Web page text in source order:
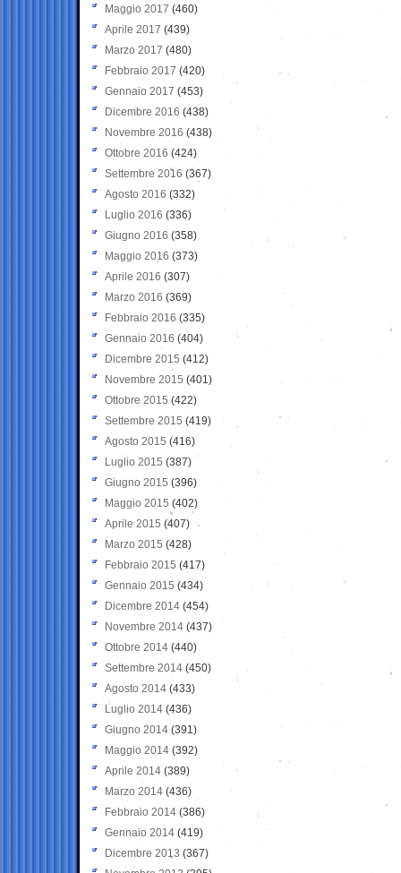
Maggio 2017 (460)
Aprile 2017 (439)
Marzo 2017 (480)
Febbraio 2017 (420)
Gennaio 2017 (453)
Dicembre 2016 (438)
Novembre 2016 (438)
Ottobre 2016 (424)
Settembre 2016 (367)
Agosto 2016 (332)
Luglio 2016 (336)
Giugno 2016 (358)
Maggio 2016 (373)
Aprile 2016 (307)
Marzo 2016 (369)
Febbraio 2016 (335)
Gennaio 2016 (404)
Dicembre 2015 (412)
Novembre 2015 (401)
Ottobre 2015 (422)
Settembre 2015 (419)
Agosto 2015 (416)
Luglio 2015 (387)
Giugno 2015 (396)
Maggio 2015 (402)
Aprile 2015 (407)
Marzo 2015 (428)
Febbraio 2015 (417)
Gennaio 2015 (434)
Dicembre 2014 (454)
Novembre 2014 (437)
Ottobre 2014 (440)
Settembre 2014 (450)
Agosto 2014 (433)
Luglio 2014 (436)
Giugno 2014 (391)
Maggio 2014 (392)
Aprile 2014 (389)
Marzo 2014 (436)
Febbraio 2014 (386)
Gennaio 2014 (419)
Dicembre 2013 (367)